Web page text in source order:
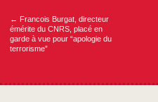
← Francois Burgat, directeur
émérite du CNRS, placé en
garde à vue pour “apologie du
terrorisme”